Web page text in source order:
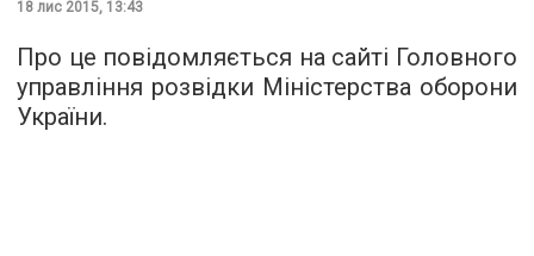
18 лис 2015, 13:43
Про це повідомляється на сайті Головного
управління розвідки Міністерства оборони
України.